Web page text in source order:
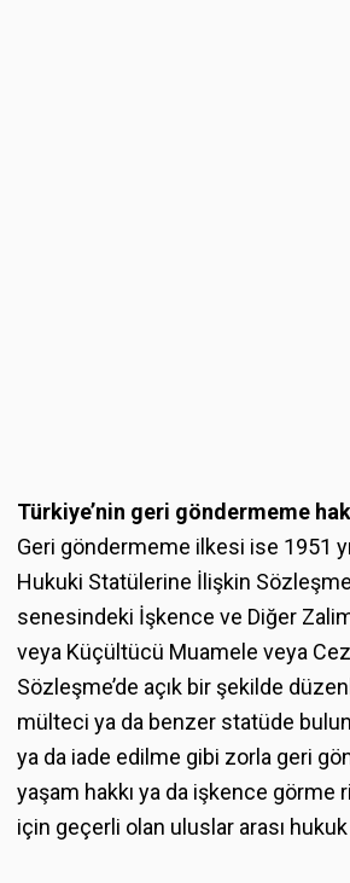
Türkiye’nin geri göndermeme
Geri göndermeme ilkesi ise 1951
Hukuki Statülerine İlişkin
senesindeki İşkence ve Diğer
veya Küçültücü Muamele veya
Sözleşme’de açık bir şekilde
mülteci ya da benzer statüde
ya da iade edilme gibi zorla geri
yaşam hakkı ya da işkence görme
için geçerli olan uluslar arası